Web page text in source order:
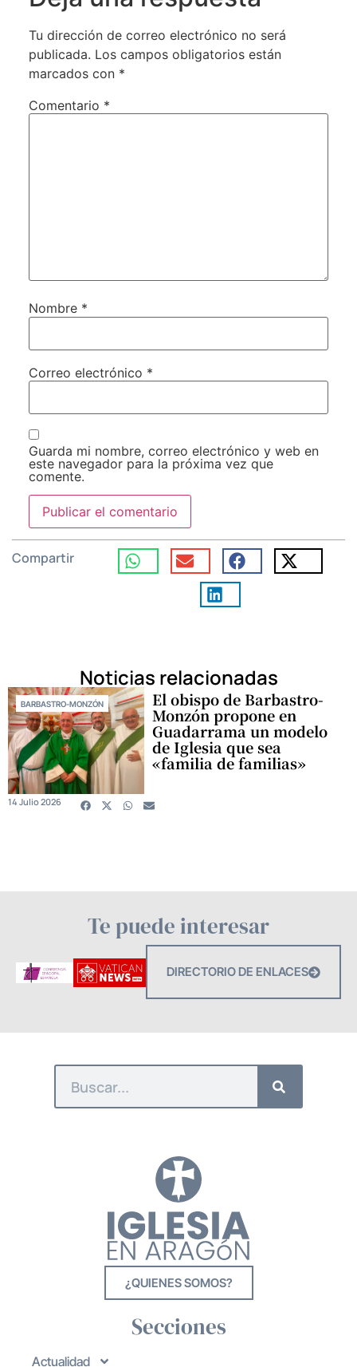
Tu dirección de correo electrónico no será
publicada. Los campos obligatorios están
marcados con *
Comentario *
Nombre *
Correo electrónico *
Guarda mi nombre, correo electrónico y web en
este navegador para la próxima vez que
comente.
Compartir
Noticias relacionadas
BARBASTRO-MONZÓN El obispo de Barbastro-
Monzón propone en
Guadarrama un modelo
de Iglesia que sea
«familia de familias»
14 Julio 2026
Te puede interesar
DIRECTORIO DE ENLACES
¿QUIENES SOMOS?
Secciones
Actualidad